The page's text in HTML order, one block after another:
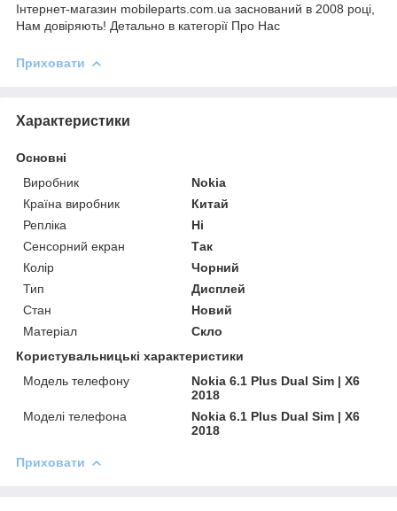
Інтернет-магазин mobileparts.com.ua заснований в 2008 році,
Нам довіряють! Детально в категорії Про Нас
Приховати
Характеристики
Основні
Виробник
Nokia
Країна виробник
Китай
Репліка
Ні
Сенсорний екран
Так
Колір
Чорний
Тип
Дисплей
Стан
Новий
Матеріал
Скло
Користувальницькі характеристики
Модель телефону
Nokia 6.1 Plus Dual Sim | X6
2018
Моделі телефона
Nokia 6.1 Plus Dual Sim | X6
2018
Приховати